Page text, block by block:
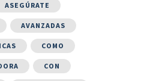
ASEGÚRATE
AVANZADAS
COMO
CON